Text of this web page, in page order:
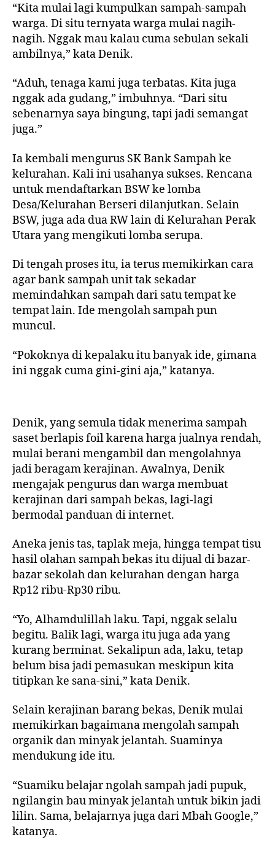
“Kita mulai lagi kumpulkan sampah-sampah
warga. Di situ ternyata warga mulai nagih-
nagih. Nggak mau kalau cuma sebulan sekali
ambilnya,” kata Denik.
“Aduh, tenaga kami juga terbatas. Kita juga
nggak ada gudang,” imbuhnya. “Dari situ
sebenarnya saya bingung, tapi jadi semangat
juga.”
Ia kembali mengurus SK Bank Sampah ke
kelurahan. Kali ini usahanya sukses. Rencana
untuk mendaftarkan BSW ke lomba
Desa/Kelurahan Berseri dilanjutkan. Selain
BSW, juga ada dua RW lain di Kelurahan Perak
Utara yang mengikuti lomba serupa.
Di tengah proses itu, ia terus memikirkan cara
agar bank sampah unit tak sekadar
memindahkan sampah dari satu tempat ke
tempat lain. Ide mengolah sampah pun
muncul.
“Pokoknya di kepalaku itu banyak ide, gimana
ini nggak cuma gini-gini aja,” katanya.
Denik, yang semula tidak menerima sampah
saset berlapis foil karena harga jualnya rendah,
mulai berani mengambil dan mengolahnya
jadi beragam kerajinan. Awalnya, Denik
mengajak pengurus dan warga membuat
kerajinan dari sampah bekas, lagi-lagi
bermodal panduan di internet.
Aneka jenis tas, taplak meja, hingga tempat tisu
hasil olahan sampah bekas itu dijual di bazar-
bazar sekolah dan kelurahan dengan harga
Rp12 ribu-Rp30 ribu.
“Yo, Alhamdulillah laku. Tapi, nggak selalu
begitu. Balik lagi, warga itu juga ada yang
kurang berminat. Sekalipun ada, laku, tetap
belum bisa jadi pemasukan meskipun kita
titipkan ke sana-sini,” kata Denik.
Selain kerajinan barang bekas, Denik mulai
memikirkan bagaimana mengolah sampah
organik dan minyak jelantah. Suaminya
mendukung ide itu.
“Suamiku belajar ngolah sampah jadi pupuk,
ngilangin bau minyak jelantah untuk bikin jadi
lilin. Sama, belajarnya juga dari Mbah Google,”
katanya.